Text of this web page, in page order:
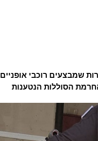
שמבצעים רוכבי אופניים
הסוללות הנטענות